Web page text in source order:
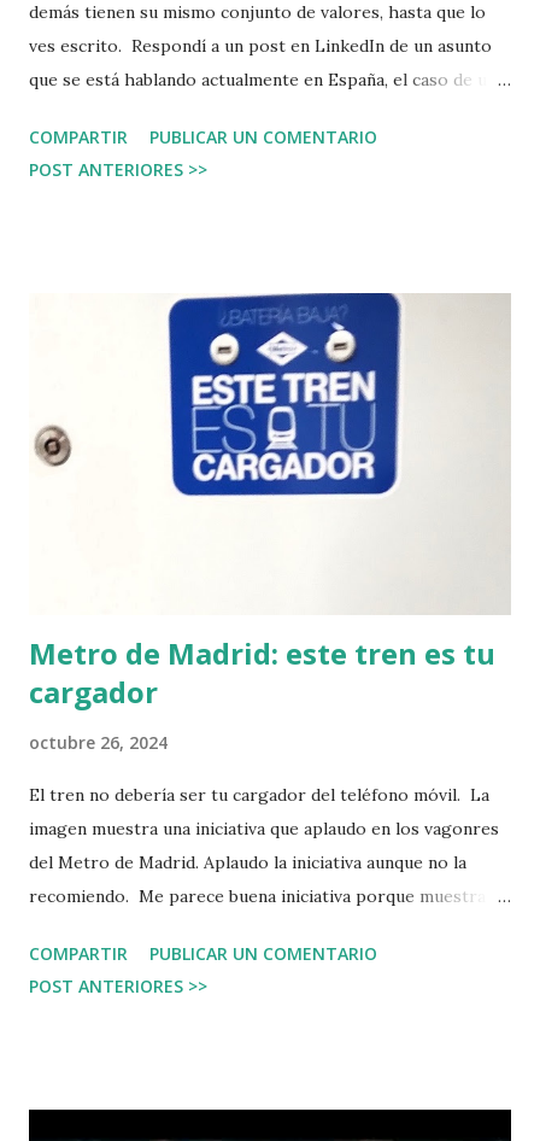
demás tienen su mismo conjunto de valores, hasta que lo
ves escrito. Respondí a un post en LinkedIn de un asunto
que se está hablando actualmente en España, el caso de un
entró en su casa a robar. En el testimonio el hombre dice
que defendió su casa, sus cosas, que ha trabajado y se ha
explicaba que la defensa tiene que ser proporcional al
ataque, que en España es obligado responder solo con la
fuerza con la que a uno lo atacan. Que momento curioso
para aprender estas cosas. Al menos en mi "sentido común"
o en mi conjunto de valores no consigo entenderlo. Si me
atacan, para poder medir la fuerza tengo que dar tiempo al
COMPARTIR
PUBLICAR UN COMENTARIO
POST ANTERIORES >>
Metro de Madrid: este tren es tu
cargador
octubre 26, 2024
El tren no debería ser tu cargador del teléfono móvil. La
imagen muestra una iniciativa que aplaudo en los vagonres
del Metro de Madrid. Aplaudo la iniciativa aunque no la
recomiendo. Me parece buena iniciativa porque muestra
problema de ciberseguridad. Principio básico: cargue el
teléfono todas las noches, así puede salir todas las mañanas
COMPARTIR
PUBLICAR UN COMENTARIO
POST ANTERIORES >>